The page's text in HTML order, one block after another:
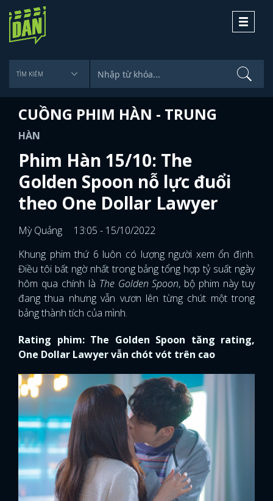
Toggle
CUỒNG PHIM HÀN - TRUNG
HÀN
Phim Hàn 15/10: The
Golden Spoon nỗ lực đuổi
theo One Dollar Lawyer
Mỳ Quảng
13:05 - 15/10/2022
Khung phim thứ 6 luôn có lượng người xem ổn định.
Điều tôi bất ngờ nhất trong bảng tổng hợp tỷ suất ngày
hôm qua chính là The Golden Spoon, bộ phim này tuy
đang thua nhưng vẫn vươn lên từng chút một trong
bảng thành tích của mình.
Rating phim: The Golden Spoon tăng rating,
One Dollar Lawyer vẫn chót vót trên cao